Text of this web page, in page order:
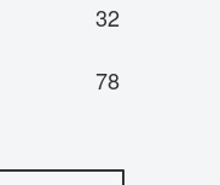
32
78